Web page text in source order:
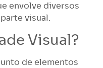
envolve diversos
visual.
Visual?
de elementos